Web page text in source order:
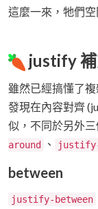
這麼一來，牠們
justify
雖然已經搞懂了
發現在內容對齊
似，不同於另外
around
、
between
justify-between